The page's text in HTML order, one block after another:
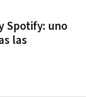
Spotify: uno
las